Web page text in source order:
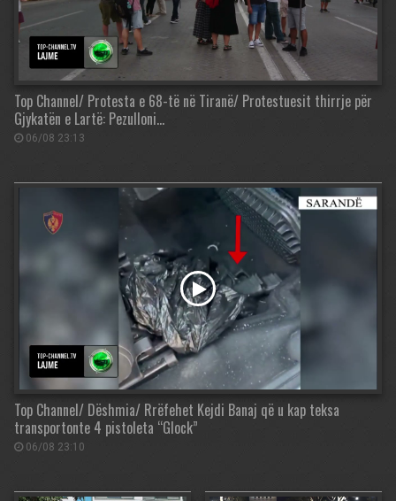
Top Channel/ Protesta e 68-të në Tiranë/ Protestuesit thirrje për
Gjykatën e Lartë: Pezulloni…
06/08 23:13
Top Channel/ Dëshmia/ Rrëfehet Kejdi Banaj që u kap teksa
transportonte 4 pistoleta “Glock”
06/08 23:10